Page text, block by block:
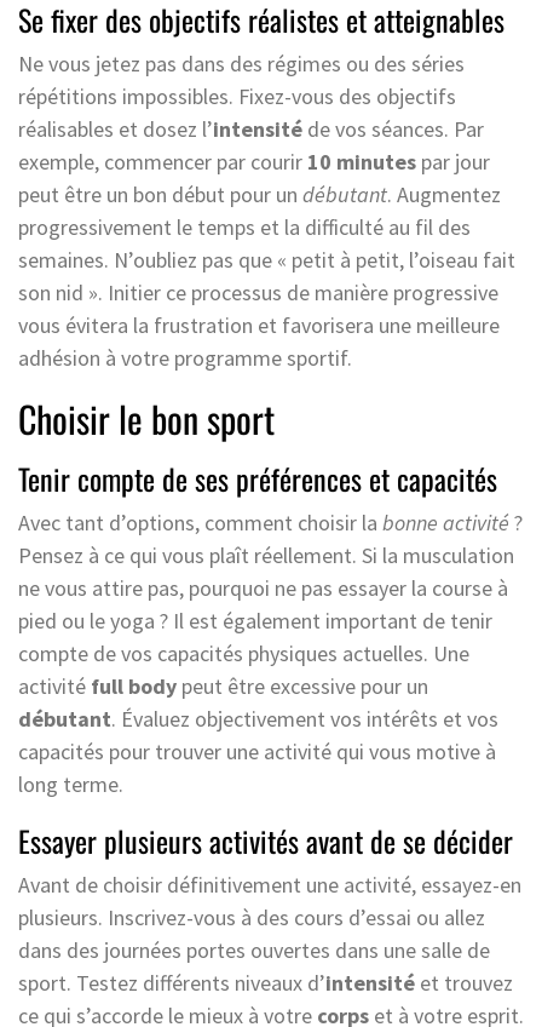
Se fixer des objectifs réalistes et atteignables
Ne vous jetez pas dans des régimes ou des séries
répétitions impossibles. Fixez-vous des objectifs
réalisables et dosez l’intensité de vos séances. Par
exemple, commencer par courir 10 minutes par jour
peut être un bon début pour un débutant. Augmentez
progressivement le temps et la difficulté au fil des
semaines. N’oubliez pas que « petit à petit, l’oiseau fait
son nid ». Initier ce processus de manière progressive
vous évitera la frustration et favorisera une meilleure
adhésion à votre programme sportif.
Choisir le bon sport
Tenir compte de ses préférences et capacités
Avec tant d’options, comment choisir la bonne activité ?
Pensez à ce qui vous plaît réellement. Si la musculation
ne vous attire pas, pourquoi ne pas essayer la course à
pied ou le yoga ? Il est également important de tenir
compte de vos capacités physiques actuelles. Une
activité full body peut être excessive pour un
débutant. Évaluez objectivement vos intérêts et vos
capacités pour trouver une activité qui vous motive à
long terme.
Essayer plusieurs activités avant de se décider
Avant de choisir définitivement une activité, essayez-en
plusieurs. Inscrivez-vous à des cours d’essai ou allez
dans des journées portes ouvertes dans une salle de
sport. Testez différents niveaux d’intensité et trouvez
ce qui s’accorde le mieux à votre corps et à votre esprit.